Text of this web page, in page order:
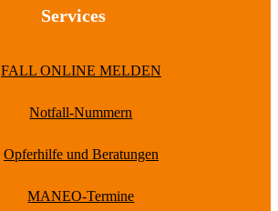
Services
FALL ONLINE MELDEN
Notfall-Nummern
Opferhilfe und Beratungen
MANEO-Termine